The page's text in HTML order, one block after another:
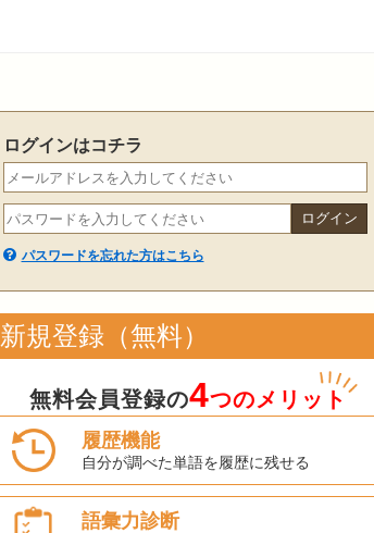
ログインはコチラ
パスワードを忘れた方はこちら
新規登録（無料）
無料会員登録の4つのメリット
履歴機能
自分が調べた単語を履歴に残せる
語彙力診断